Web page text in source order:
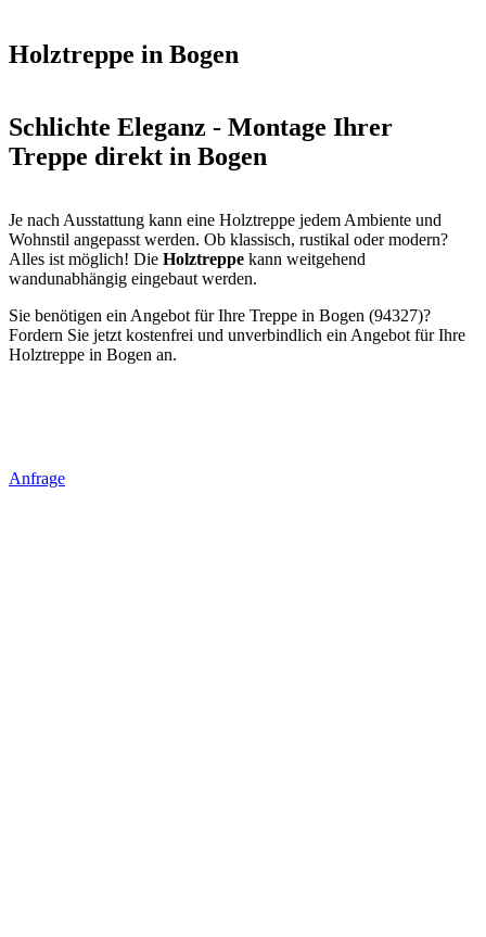
Holztreppe in Bogen
Schlichte Eleganz - Montage Ihrer
Treppe direkt in Bogen
Je nach Ausstattung kann eine Holztreppe jedem Ambiente und
Wohnstil angepasst werden. Ob klassisch, rustikal oder modern?
Alles ist möglich! Die Holztreppe kann weitgehend
wandunabhängig eingebaut werden.
Sie benötigen ein Angebot für Ihre Treppe in Bogen (94327)?
Fordern Sie jetzt kostenfrei und unverbindlich ein Angebot für Ihre
Holztreppe in Bogen an.
Anfrage